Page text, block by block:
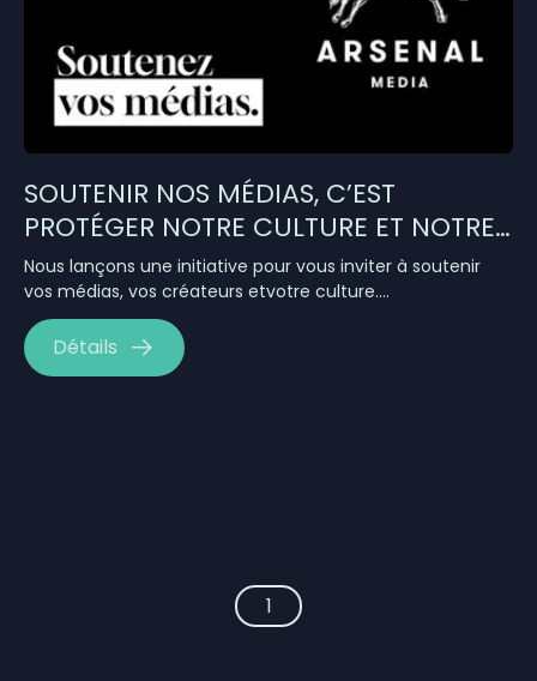
SOUTENIR NOS MÉDIAS, C’EST
PROTÉGER NOTRE CULTURE ET NOTRE
ÉCONOMIE
Nous lançons une initiative pour vous inviter à soutenir
vos médias, vos créateurs etvotre culture….
Détails
1